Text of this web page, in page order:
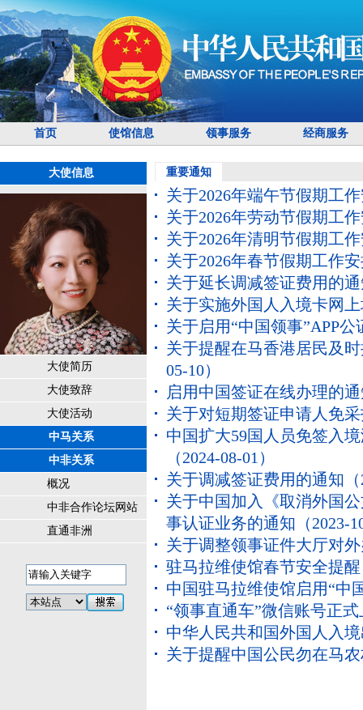
首页 使馆信息 领事服务 经商服务
大使信息
大使简历
大使致辞
大使活动
中马关系
中非关系
概况
中非合作论坛网站
直通非洲
重要通知
关于2026年端午节假期工
关于2026年劳动节假期工
关于2026年清明节假期工
关于2026年春节假期工作
关于延长调减签证费用的
关于实施外国人入境卡网
关于启用“中国领事”APP
关于提醒在马香港居民及
05-10）
启用中国签证在线办理的
关于对短期签证申请人免
中国扩大59国人员免签入
（2024-08-01）
关于调减签证费用的通知
关于中国加入《取消外国
事认证业务的通知 （2023-
关于调整领事证件大厅对
驻马拉维使馆春节安全提醒
中国驻马拉维使馆启用“中
“领事直通车”微信账号正
中华人民共和国外国人入
关于提醒中国公民勿在马